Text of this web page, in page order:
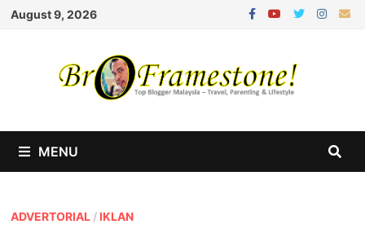
Skip
August 9, 2026
MENU
ADVERTORIAL / IKLAN